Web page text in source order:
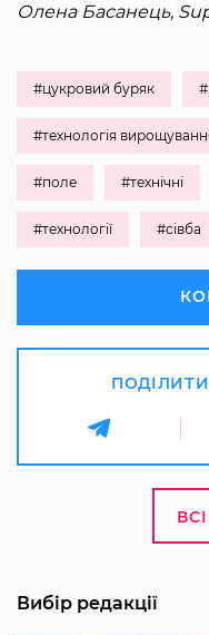
Олена Басанець,
#цукровий буряк
#технологія
#поле #технічні
#технології #сівба
Вибір редакції